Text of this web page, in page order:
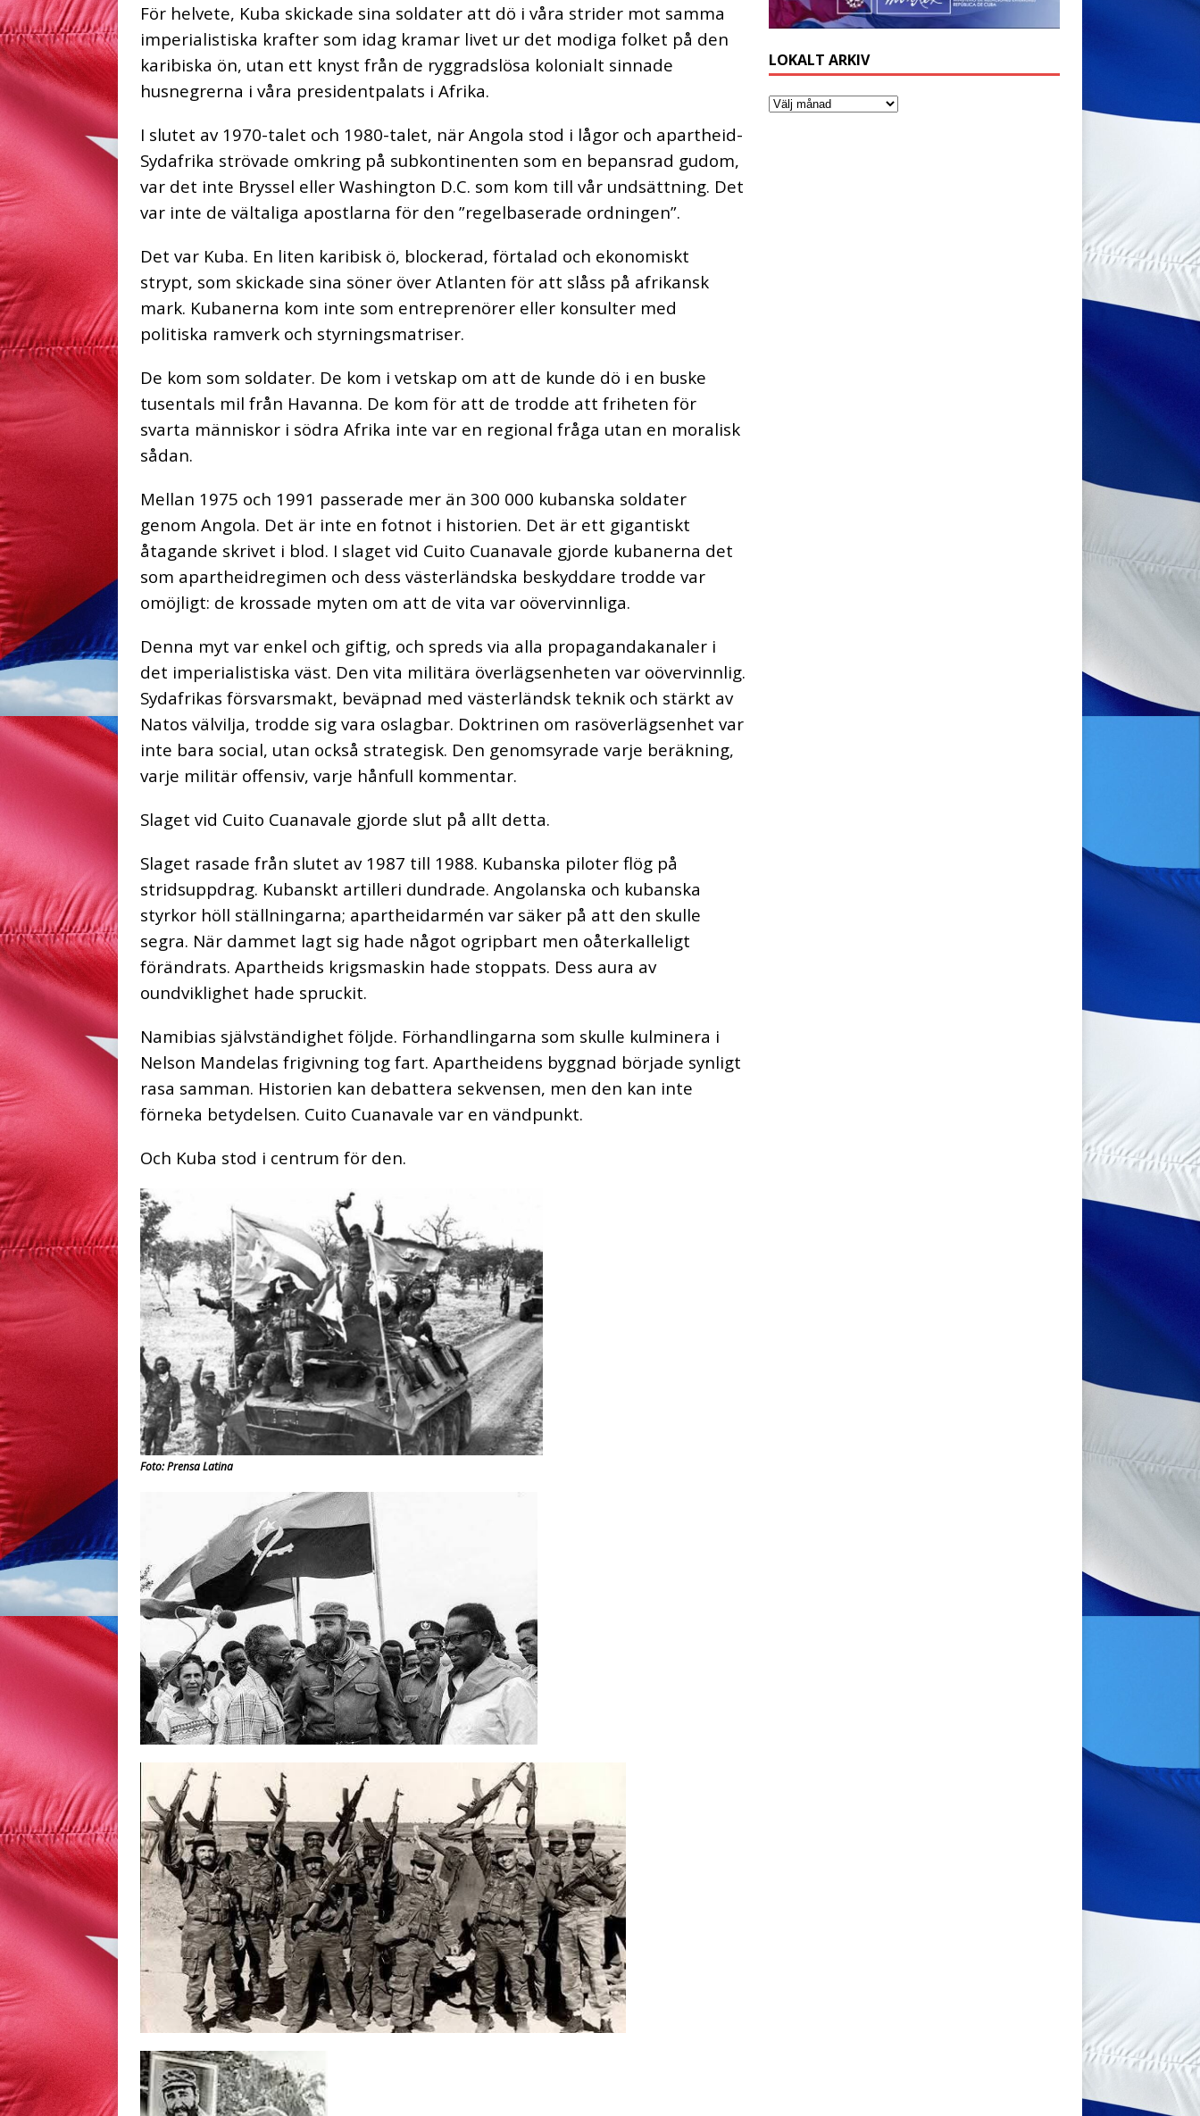
För helvete, Kuba skickade sina soldater att dö i våra strider mot samma
imperialistiska krafter som idag kramar livet ur det modiga folket på den
karibiska ön, utan ett knyst från de ryggradslösa kolonialt sinnade
husnegrerna i våra presidentpalats i Afrika.
I slutet av 1970-talet och 1980-talet, när Angola stod i lågor och apartheid-
Sydafrika strövade omkring på subkontinenten som en bepansrad gudom,
var det inte Bryssel eller Washington D.C. som kom till vår undsättning. Det
var inte de vältaliga apostlarna för den ”regelbaserade ordningen”.
Det var Kuba. En liten karibisk ö, blockerad, förtalad och ekonomiskt
strypt, som skickade sina söner över Atlanten för att slåss på afrikansk
mark. Kubanerna kom inte som entreprenörer eller konsulter med
politiska ramverk och styrningsmatriser.
De kom som soldater. De kom i vetskap om att de kunde dö i en buske
tusentals mil från Havanna. De kom för att de trodde att friheten för
svarta människor i södra Afrika inte var en regional fråga utan en moralisk
sådan.
Mellan 1975 och 1991 passerade mer än 300 000 kubanska soldater
genom Angola. Det är inte en fotnot i historien. Det är ett gigantiskt
åtagande skrivet i blod. I slaget vid Cuito Cuanavale gjorde kubanerna det
som apartheidregimen och dess västerländska beskyddare trodde var
omöjligt: de krossade myten om att de vita var oövervinnliga.
Denna myt var enkel och giftig, och spreds via alla propagandakanaler i
det imperialistiska väst. Den vita militära överlägsenheten var oövervinnlig.
Sydafrikas försvarsmakt, beväpnad med västerländsk teknik och stärkt av
Natos välvilja, trodde sig vara oslagbar. Doktrinen om rasöverlägsenhet var
inte bara social, utan också strategisk. Den genomsyrade varje beräkning,
varje militär offensiv, varje hånfull kommentar.
Slaget vid Cuito Cuanavale gjorde slut på allt detta.
Slaget rasade från slutet av 1987 till 1988. Kubanska piloter flög på
stridsuppdrag. Kubanskt artilleri dundrade. Angolanska och kubanska
styrkor höll ställningarna; apartheidarmén var säker på att den skulle
segra. När dammet lagt sig hade något ogripbart men oåterkalleligt
förändrats. Apartheids krigsmaskin hade stoppats. Dess aura av
oundviklighet hade spruckit.
Namibias självständighet följde. Förhandlingarna som skulle kulminera i
Nelson Mandelas frigivning tog fart. Apartheidens byggnad började synligt
rasa samman. Historien kan debattera sekvensen, men den kan inte
förneka betydelsen. Cuito Cuanavale var en vändpunkt.
Och Kuba stod i centrum för den.
Foto: Prensa Latina
LOKALT ARKIV